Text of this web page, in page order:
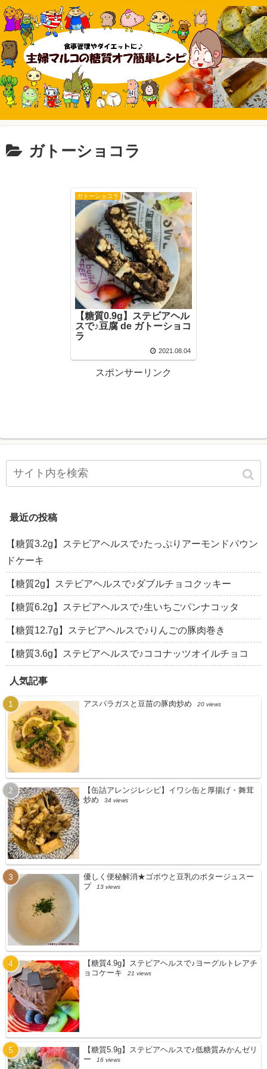
ガトーショコラ
ガトーショコラ
【糖質0.9g】ステビアヘル
スで♪豆腐 de ガトーショコ
ラ
2021.08.04
スポンサーリンク
最近の投稿
【糖質3.2g】ステビアヘルスで♪たっぷりアーモンドパウン
ドケーキ
【糖質2g】ステビアヘルスで♪ダブルチョコクッキー
【糖質6.2g】ステビアヘルスで♪生いちごパンナコッタ
【糖質12.7g】ステビアヘルスで♪りんごの豚肉巻き
【糖質3.6g】ステビアヘルスで♪ココナッツオイルチョコ
人気記事
アスパラガスと豆苗の豚肉炒め 20 views
【缶詰アレンジレシピ】イワシ缶と厚揚げ・舞茸
炒め
34 views
優しく便秘解消★ゴボウと豆乳のポタージュスー
プ
13 views
【糖質4.9g】ステビアヘルスで♪ヨーグルトレアチ
ョコケーキ
21 views
【糖質5.9g】ステビアヘルスで♪低糖質みかんゼリ
ー
16 views